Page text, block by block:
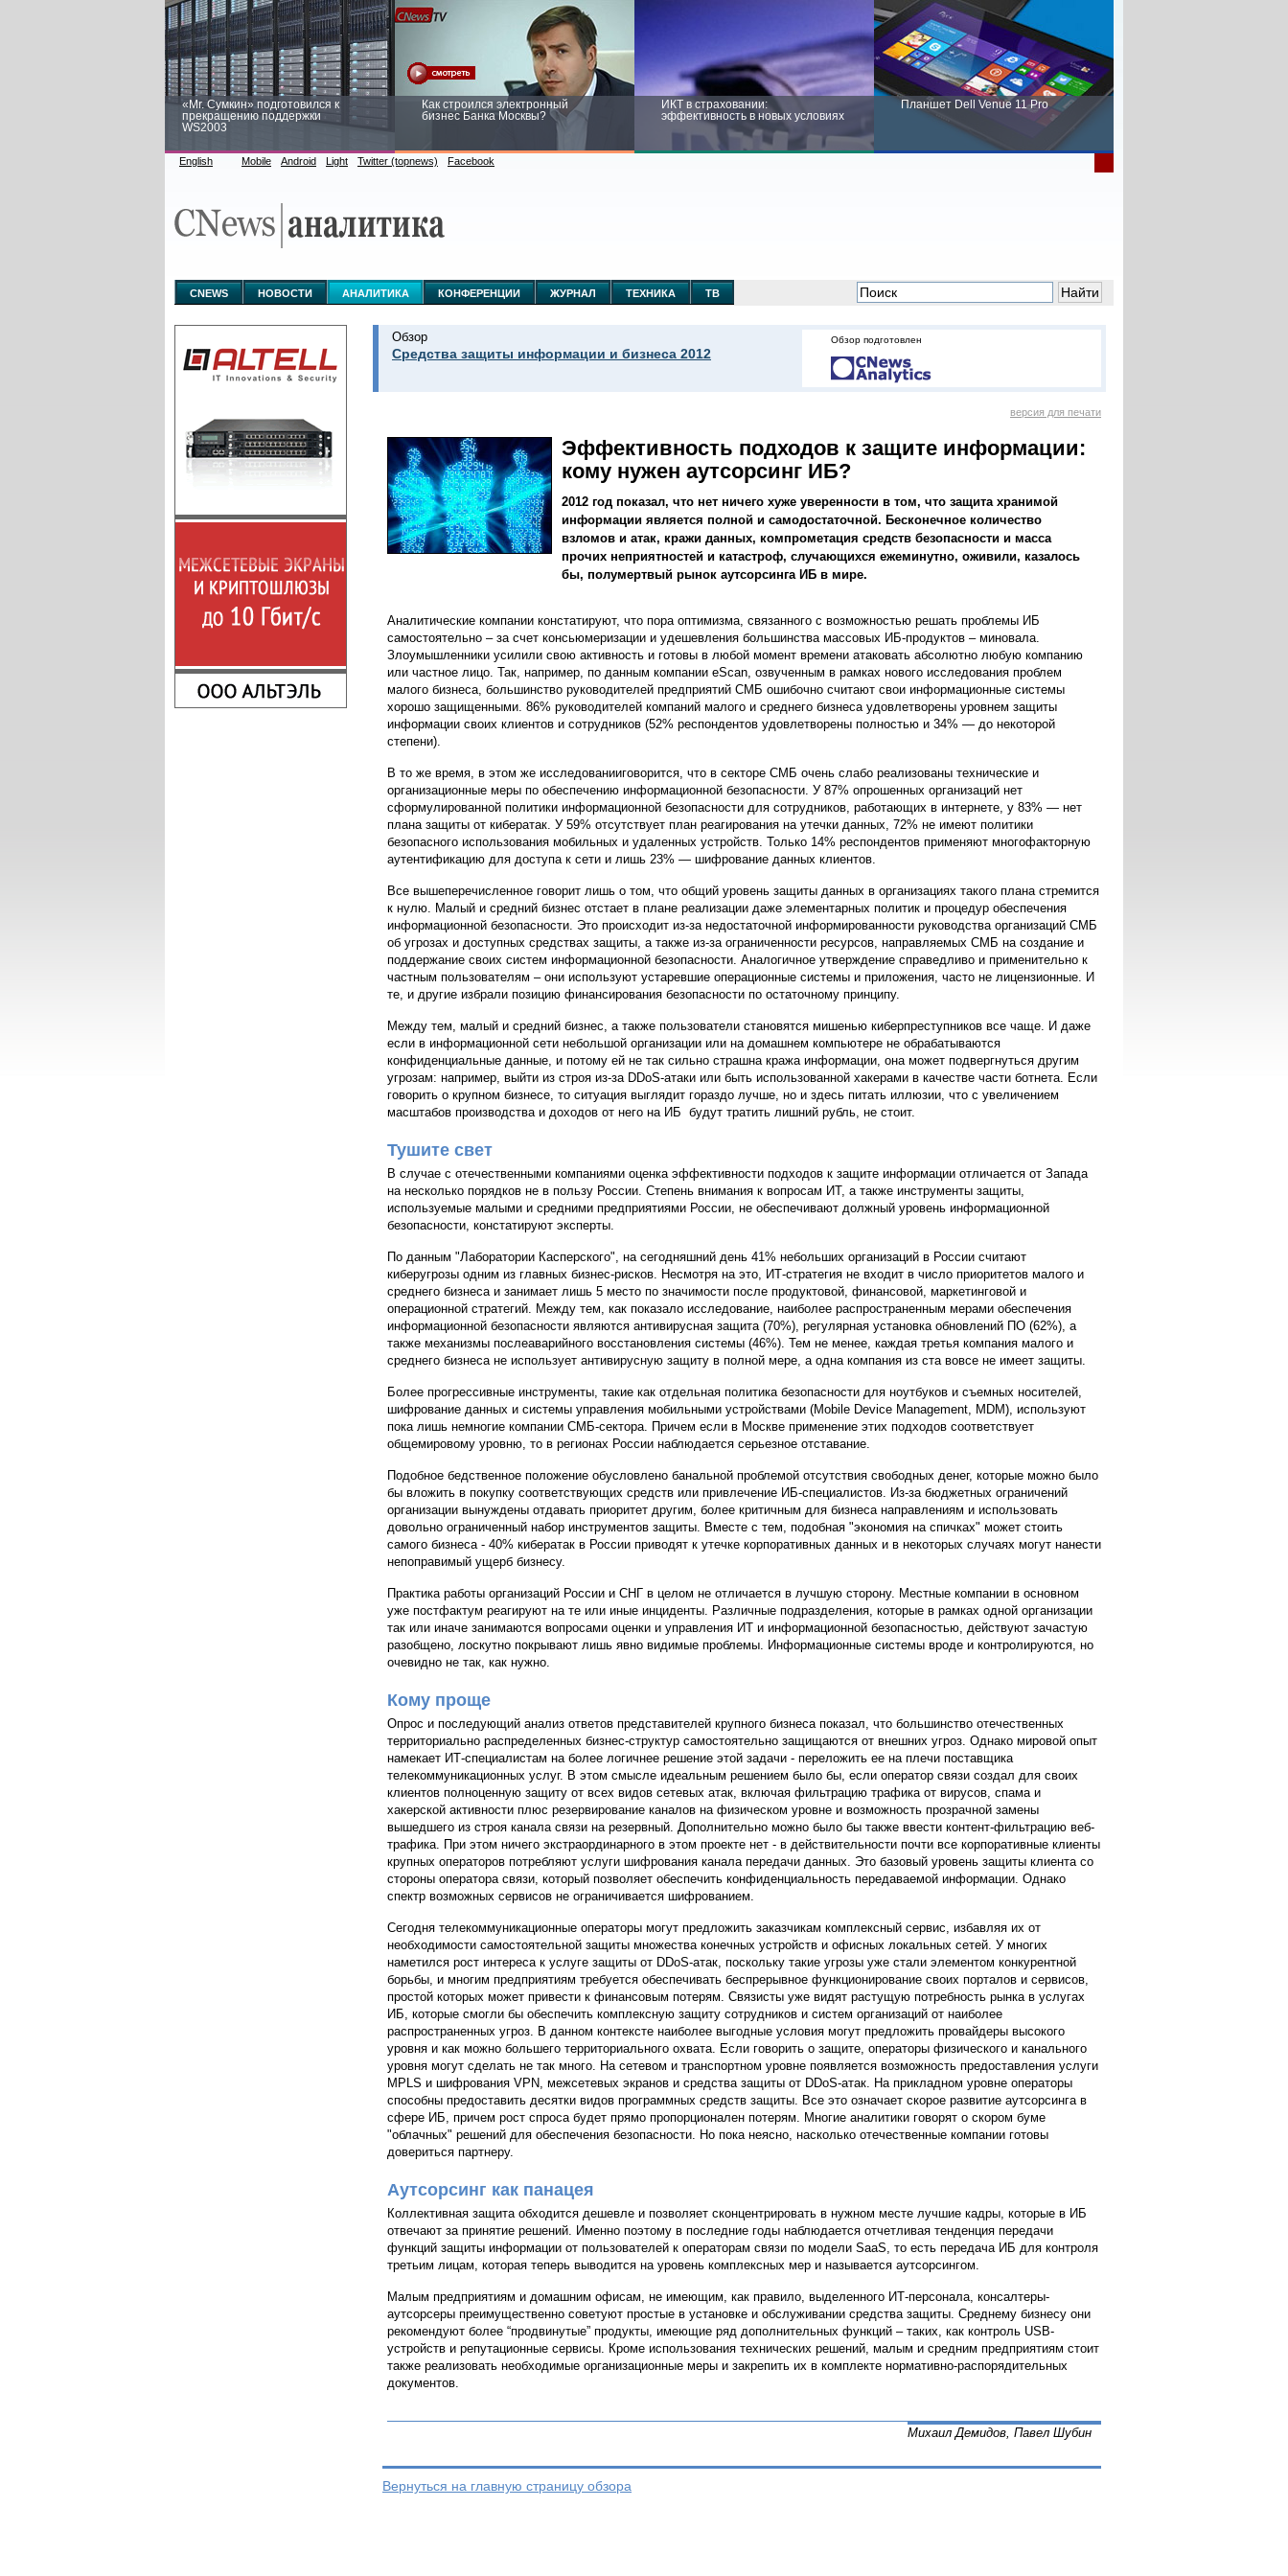
«Mr. Сумкин» подготовился к
прекращению поддержки
WS2003
Как строился электронный
бизнес Банка Москвы?
ИКТ в страховании:
эффективность в новых условиях
Планшет Dell Venue 11 Pro
аналитике
новых условиях
English Mobile Android Light Twitter (topnews) Facebook
CNEWS НОВОСТИ АНАЛИТИКА КОНФЕРЕНЦИИ ЖУРНАЛ ТЕХНИКА ТВ
Обзор
Средства защиты информации и бизнеса 2012
Обзор подготовлен
версия для печати
Эффективность подходов к защите информации:
кому нужен аутсорсинг ИБ?
2012 год показал, что нет ничего хуже уверенности в том, что защита хранимой
информации является полной и самодостаточной. Бесконечное количество
взломов и атак, кражи данных, компрометация средств безопасности и масса
прочих неприятностей и катастроф, случающихся ежеминутно, оживили, казалось
бы, полумертвый рынок аутсорсинга ИБ в мире.
Аналитические компании констатируют, что пора оптимизма, связанного с возможностью решать проблемы ИБ
самостоятельно – за счет консьюмеризации и удешевления большинства массовых ИБ-продуктов – миновала.
Злоумышленники усилили свою активность и готовы в любой момент времени атаковать абсолютно любую компанию
или частное лицо. Так, например, по данным компании eScan, озвученным в рамках нового исследования проблем
малого бизнеса, большинство руководителей предприятий СМБ ошибочно считают свои информационные системы
хорошо защищенными. 86% руководителей компаний малого и среднего бизнеса удовлетворены уровнем защиты
информации своих клиентов и сотрудников (52% респондентов удовлетворены полностью и 34% — до некоторой
степени).
В то же время, в этом же исследованииговорится, что в секторе СМБ очень слабо реализованы технические и
организационные меры по обеспечению информационной безопасности. У 87% опрошенных организаций нет
сформулированной политики информационной безопасности для сотрудников, работающих в интернете, у 83% — нет
плана защиты от кибератак. У 59% отсутствует план реагирования на утечки данных, 72% не имеют политики
безопасного использования мобильных и удаленных устройств. Только 14% респондентов применяют многофакторную
аутентификацию для доступа к сети и лишь 23% — шифрование данных клиентов.
Все вышеперечисленное говорит лишь о том, что общий уровень защиты данных в организациях такого плана стремится
к нулю. Малый и средний бизнес отстает в плане реализации даже элементарных политик и процедур обеспечения
информационной безопасности. Это происходит из-за недостаточной информированности руководства организаций СМБ
об угрозах и доступных средствах защиты, а также из-за ограниченности ресурсов, направляемых СМБ на создание и
поддержание своих систем информационной безопасности. Аналогичное утверждение справедливо и применительно к
частным пользователям – они используют устаревшие операционные системы и приложения, часто не лицензионные. И
те, и другие избрали позицию финансирования безопасности по остаточному принципу.
Между тем, малый и средний бизнес, а также пользователи становятся мишенью киберпреступников все чаще. И даже
если в информационной сети небольшой организации или на домашнем компьютере не обрабатываются
конфиденциальные данные, и потому ей не так сильно страшна кража информации, она может подвергнуться другим
угрозам: например, выйти из строя из-за DDoS-атаки или быть использованной хакерами в качестве части ботнета. Если
говорить о крупном бизнесе, то ситуация выглядит гораздо лучше, но и здесь питать иллюзии, что с увеличением
масштабов производства и доходов от него на ИБ будут тратить лишний рубль, не стоит.
Тушите свет
В случае с отечественными компаниями оценка эффективности подходов к защите информации отличается от Запада
на несколько порядков не в пользу России. Степень внимания к вопросам ИТ, а также инструменты защиты,
используемые малыми и средними предприятиями России, не обеспечивают должный уровень информационной
безопасности, констатируют эксперты.
По данным "Лаборатории Касперского", на сегодняшний день 41% небольших организаций в России считают
киберугрозы одним из главных бизнес-рисков. Несмотря на это, ИТ-стратегия не входит в число приоритетов малого и
среднего бизнеса и занимает лишь 5 место по значимости после продуктовой, финансовой, маркетинговой и
операционной стратегий. Между тем, как показало исследование, наиболее распространенным мерами обеспечения
информационной безопасности являются антивирусная защита (70%), регулярная установка обновлений ПО (62%), а
также механизмы послеаварийного восстановления системы (46%). Тем не менее, каждая третья компания малого и
среднего бизнеса не использует антивирусную защиту в полной мере, а одна компания из ста вовсе не имеет защиты.
Более прогрессивные инструменты, такие как отдельная политика безопасности для ноутбуков и съемных носителей,
шифрование данных и системы управления мобильными устройствами (Mobile Device Management, MDM), используют
пока лишь немногие компании СМБ-сектора. Причем если в Москве применение этих подходов соответствует
общемировому уровню, то в регионах России наблюдается серьезное отставание.
Подобное бедственное положение обусловлено банальной проблемой отсутствия свободных денег, которые можно было
бы вложить в покупку соответствующих средств или привлечение ИБ-специалистов. Из-за бюджетных ограничений
организации вынуждены отдавать приоритет другим, более критичным для бизнеса направлениям и использовать
довольно ограниченный набор инструментов защиты. Вместе с тем, подобная "экономия на спичках" может стоить
самого бизнеса - 40% кибератак в России приводят к утечке корпоративных данных и в некоторых случаях могут нанести
непоправимый ущерб бизнесу.
Практика работы организаций России и СНГ в целом не отличается в лучшую сторону. Местные компании в основном
уже постфактум реагируют на те или иные инциденты. Различные подразделения, которые в рамках одной организации
так или иначе занимаются вопросами оценки и управления ИТ и информационной безопасностью, действуют зачастую
разобщено, лоскутно покрывают лишь явно видимые проблемы. Информационные системы вроде и контролируются, но
очевидно не так, как нужно.
Кому проще
Опрос и последующий анализ ответов представителей крупного бизнеса показал, что большинство отечественных
территориально распределенных бизнес-структур самостоятельно защищаются от внешних угроз. Однако мировой опыт
намекает ИТ-специалистам на более логичнее решение этой задачи - переложить ее на плечи поставщика
телекоммуникационных услуг. В этом смысле идеальным решением было бы, если оператор связи создал для своих
клиентов полноценную защиту от всех видов сетевых атак, включая фильтрацию трафика от вирусов, спама и
хакерской активности плюс резервирование каналов на физическом уровне и возможность прозрачной замены
вышедшего из строя канала связи на резервный. Дополнительно можно было бы также ввести контент-фильтрацию веб-
трафика. При этом ничего экстраординарного в этом проекте нет - в действительности почти все корпоративные клиенты
крупных операторов потребляют услуги шифрования канала передачи данных. Это базовый уровень защиты клиента со
стороны оператора связи, который позволяет обеспечить конфиденциальность передаваемой информации. Однако
спектр возможных сервисов не ограничивается шифрованием.
Сегодня телекоммуникационные операторы могут предложить заказчикам комплексный сервис, избавляя их от
необходимости самостоятельной защиты множества конечных устройств и офисных локальных сетей. У многих
наметился рост интереса к услуге защиты от DDoS-атак, поскольку такие угрозы уже стали элементом конкурентной
борьбы, и многим предприятиям требуется обеспечивать беспрерывное функционирование своих порталов и сервисов,
простой которых может привести к финансовым потерям. Связисты уже видят растущую потребность рынка в услугах
ИБ, которые смогли бы обеспечить комплексную защиту сотрудников и систем организаций от наиболее
распространенных угроз. В данном контексте наиболее выгодные условия могут предложить провайдеры высокого
уровня и как можно большего территориального охвата. Если говорить о защите, операторы физического и канального
уровня могут сделать не так много. На сетевом и транспортном уровне появляется возможность предоставления услуги
MPLS и шифрования VPN, межсетевых экранов и средства защиты от DDoS-атак. На прикладном уровне операторы
способны предоставить десятки видов программных средств защиты. Все это означает скорое развитие аутсорсинга в
сфере ИБ, причем рост спроса будет прямо пропорционален потерям. Многие аналитики говорят о скором буме
"облачных" решений для обеспечения безопасности. Но пока неясно, насколько отечественные компании готовы
довериться партнеру.
Аутсорсинг как панацея
Коллективная защита обходится дешевле и позволяет сконцентрировать в нужном месте лучшие кадры, которые в ИБ
отвечают за принятие решений. Именно поэтому в последние годы наблюдается отчетливая тенденция передачи
функций защиты информации от пользователей к операторам связи по модели SaaS, то есть передача ИБ для контроля
третьим лицам, которая теперь выводится на уровень комплексных мер и называется аутсорсингом.
Малым предприятиям и домашним офисам, не имеющим, как правило, выделенного ИТ-персонала, консалтеры-
аутсорсеры преимущественно советуют простые в установке и обслуживании средства защиты. Среднему бизнесу они
рекомендуют более “продвинутые” продукты, имеющие ряд дополнительных функций – таких, как контроль USB-
устройств и репутационные сервисы. Кроме использования технических решений, малым и средним предприятиям стоит
также реализовать необходимые организационные меры и закрепить их в комплекте нормативно-распорядительных
документов.
Михаил Демидов, Павел Шубин
Вернуться на главную страницу обзора